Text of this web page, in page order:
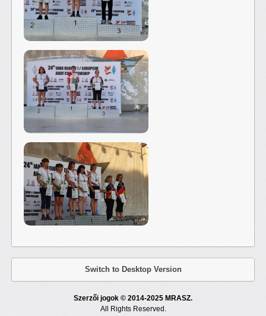
Switch to Desktop Version
Szerzői jogok © 2014-2025 MRASZ.
All Rights Reserved.